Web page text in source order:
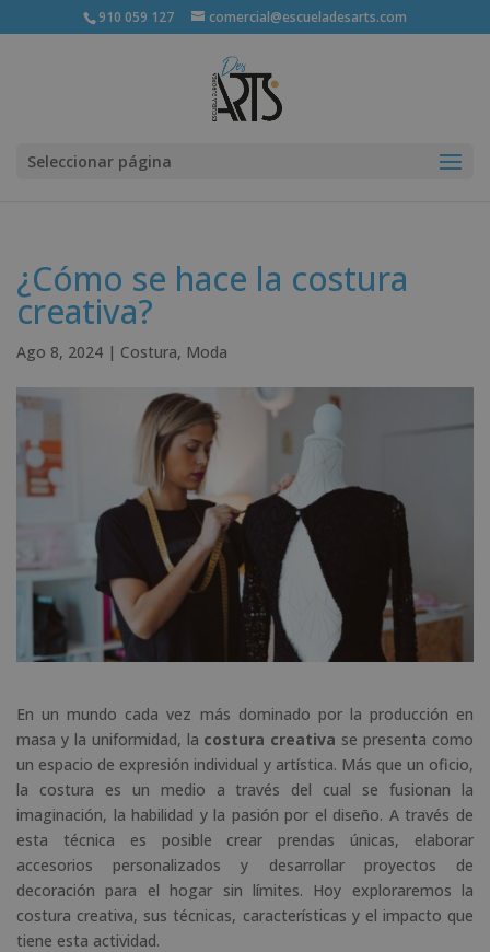
910 059 127 comercial@escueladesarts.com
Seleccionar página
¿Cómo se hace la costura
creativa?
Ago 8, 2024 | Costura, Moda
En un mundo cada vez más dominado por la producción en
masa y la uniformidad, la costura creativa se presenta como
un espacio de expresión individual y artística. Más que un oficio,
la costura es un medio a través del cual se fusionan la
imaginación, la habilidad y la pasión por el diseño. A través de
esta técnica es posible crear prendas únicas, elaborar
accesorios personalizados y desarrollar proyectos de
decoración para el hogar sin límites. Hoy exploraremos la
costura creativa, sus técnicas, características y el impacto que
tiene esta actividad.